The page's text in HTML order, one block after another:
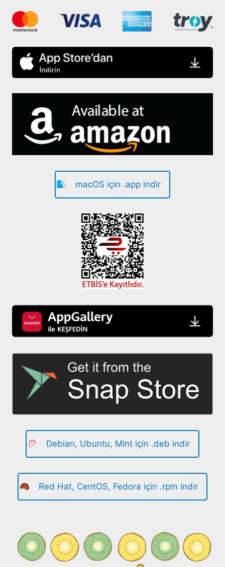
macOS için .app indir
Debian, Ubuntu, Mint için .deb indir
Red Hat, CentOS, Fedora için .rpm indir